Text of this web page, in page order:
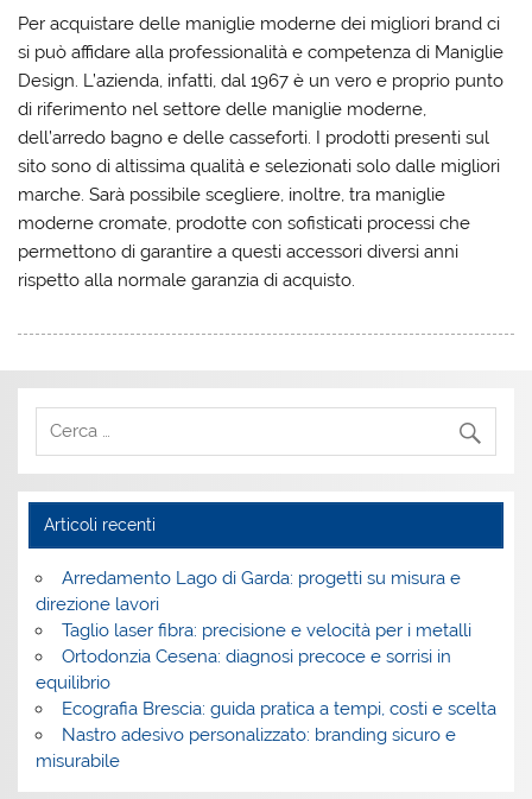
Per acquistare delle maniglie moderne dei migliori brand ci
si può affidare alla professionalità e competenza di Maniglie
Design. L’azienda, infatti, dal 1967 è un vero e proprio punto
di riferimento nel settore delle maniglie moderne,
dell’arredo bagno e delle casseforti. I prodotti presenti sul
sito sono di altissima qualità e selezionati solo dalle migliori
marche. Sarà possibile scegliere, inoltre, tra maniglie
moderne cromate, prodotte con sofisticati processi che
permettono di garantire a questi accessori diversi anni
rispetto alla normale garanzia di acquisto.
Articoli recenti
Arredamento Lago di Garda: progetti su misura e
direzione lavori
Taglio laser fibra: precisione e velocità per i metalli
Ortodonzia Cesena: diagnosi precoce e sorrisi in
equilibrio
Ecografia Brescia: guida pratica a tempi, costi e scelta
Nastro adesivo personalizzato: branding sicuro e
misurabile